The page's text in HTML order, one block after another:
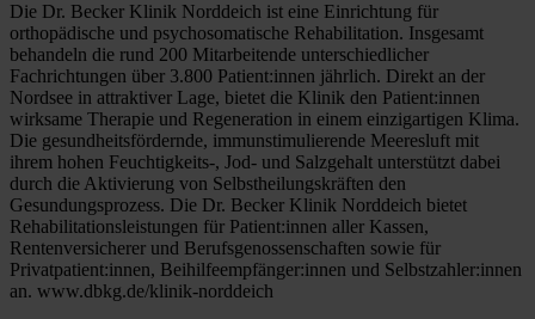
Die Dr. Becker Klinik Norddeich ist eine Einrichtung für
orthopädische und psychosomatische Rehabilitation. Insgesamt
behandeln die rund 200 Mitarbeitende unterschiedlicher
Fachrichtungen über 3.800 Patient:innen jährlich. Direkt an der
Nordsee in attraktiver Lage, bietet die Klinik den Patient:innen
wirksame Therapie und Regeneration in einem einzigartigen Klima.
Die gesundheitsfördernde, immunstimulierende Meeresluft mit
ihrem hohen Feuchtigkeits-, Jod- und Salzgehalt unterstützt dabei
durch die Aktivierung von Selbstheilungskräften den
Gesundungsprozess. Die Dr. Becker Klinik Norddeich bietet
Rehabilitationsleistungen für Patient:innen aller Kassen,
Rentenversicherer und Berufsgenossenschaften sowie für
Privatpatient:innen, Beihilfeempfänger:innen und Selbstzahler:innen
an. www.dbkg.de/klinik-norddeich